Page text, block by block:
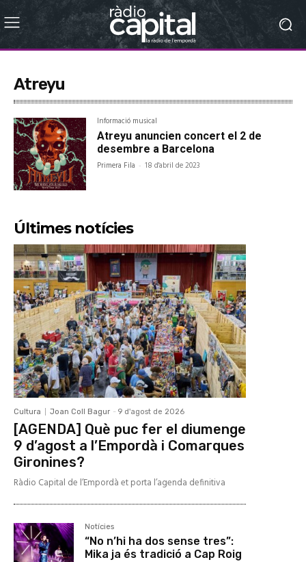
Atreyu
Informació musical
Atreyu anuncien concert el 2 de
desembre a Barcelona
Primera Fila - 18 d'abril de 2023
Últimes notícies
Cultura Joan Coll Bagur - 9 d'agost de 2026
[AGENDA] Què puc fer el diumenge
9 d’agost a l’Empordà i Comarques
Gironines?
Ràdio Capital de l’Empordà et porta l’agenda definitiva
Notícies
“No n’hi ha dos sense tres”:
Mika ja és tradició a Cap Roig